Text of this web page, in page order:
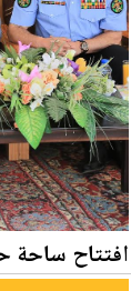
افتتاح ساحة